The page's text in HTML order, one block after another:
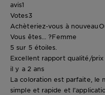
avis1
Votes3
Achèteriez-vous à nouveau
Vous êtes... ?Femme
5 sur 5 étoiles.
Excellent rapport qualité/prix
il y a 2 ans
La coloration est parfaite, le
simple et rapide et